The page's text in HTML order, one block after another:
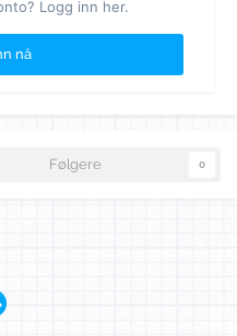
Logg inn her.
nå
Følgere 0